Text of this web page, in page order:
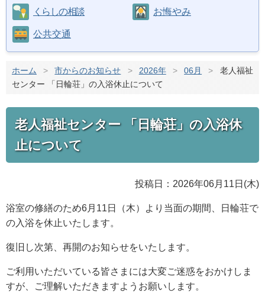
くらしの相談 お悔やみ
公共交通
ホーム > 市からのお知らせ > 2026年 > 06月 >
老人福祉
センター 「日輪荘」の入浴休止について
老人福祉センター 「日輪荘」の入浴休
止について
投稿日：2026年06月11日(木)
浴室の修繕のため6月11日（木）より当面の期間、日輪荘で
の入浴を休止いたします。
復旧し次第、再開のお知らせをいたします。
ご利用いただいている皆さまには大変ご迷惑をおかけしま
すが、ご理解いただきますようお願いします。